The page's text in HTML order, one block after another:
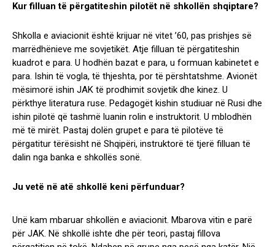
Kur filluan të përgatiteshin pilotët në shkollën shqiptare?
Shkolla e aviacionit është krijuar në vitet ’60, pas prishjes së
marrëdhënieve me sovjetikët. Atje filluan të përgatiteshin
kuadrot e para. U hodhën bazat e para, u formuan kabinetet e
para. Ishin të vogla, të thjeshta, por të përshtatshme. Avionët
mësimorë ishin JAK të prodhimit sovjetik dhe kinez. U
përkthye literatura ruse. Pedagogët kishin studiuar në Rusi dhe
ishin pilotë që tashmë luanin rolin e instruktorit. U mblodhën
më të mirët. Pastaj dolën grupet e para të pilotëve të
përgatitur tërësisht në Shqipëri, instruktorë të tjerë filluan të
dalin nga banka e shkollës sonë.
Ju vetë në atë shkollë keni përfunduar?
Unë kam mbaruar shkollën e aviacionit. Mbarova vitin e parë
për JAK. Në shkollë ishte dhe për teori, pastaj fillova